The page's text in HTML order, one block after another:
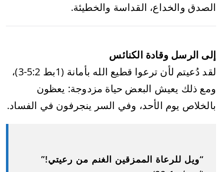
الصدق والخداع، القداسة والخطيئة.
إلى الرسل وقادة الكنائس
لقد دُعيتم لأن ترعوا قطيع الله بأمانة (1بط 5:2-3)،
ومع ذلك يعيش البعض حياة مزدوجة: يعظون
بالخلاص يوم الأحد، وفي السر ينجرفون في الفساد.
“ويل للرعاة الممزقين الغنم من رعيتي!”